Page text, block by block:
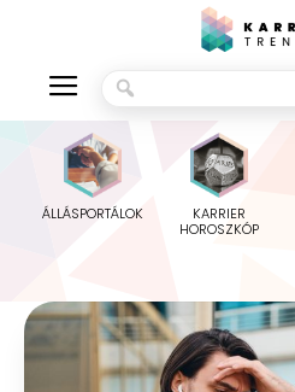
ÁLLÁSPORTÁLOK
KARRIER
HOROSZKÓP